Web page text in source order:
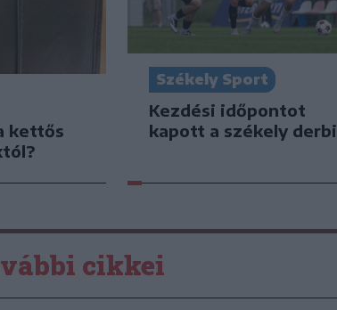
kettős
Székely Sport
Kezdési időpontot
kapott a székely derbi
cikkei